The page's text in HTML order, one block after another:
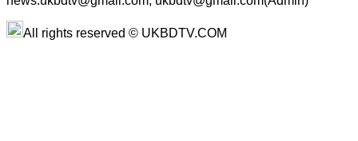
All rights reserved © UKBDTV.COM